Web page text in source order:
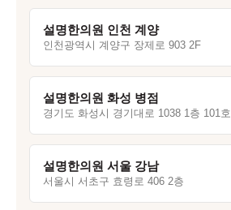
설명한의원 인천 계양
인천광역시 계양구 장제로 903 2F
설명한의원 화성 병점
경기도 화성시 경기대로 1038 1층 101호
설명한의원 서울 강남
서울시 서초구 효령로 406 2층